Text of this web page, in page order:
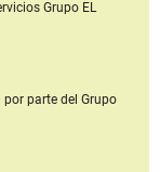
Grupo EL
por parte del Grupo